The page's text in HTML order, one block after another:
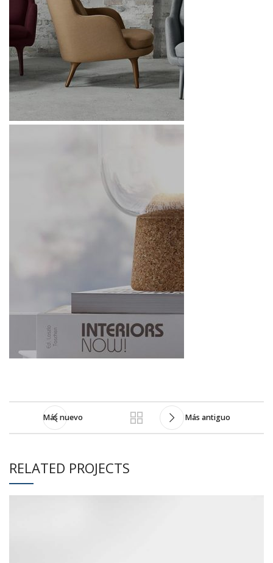
Más nuevo Más antiguo
RELATED PROJECTS